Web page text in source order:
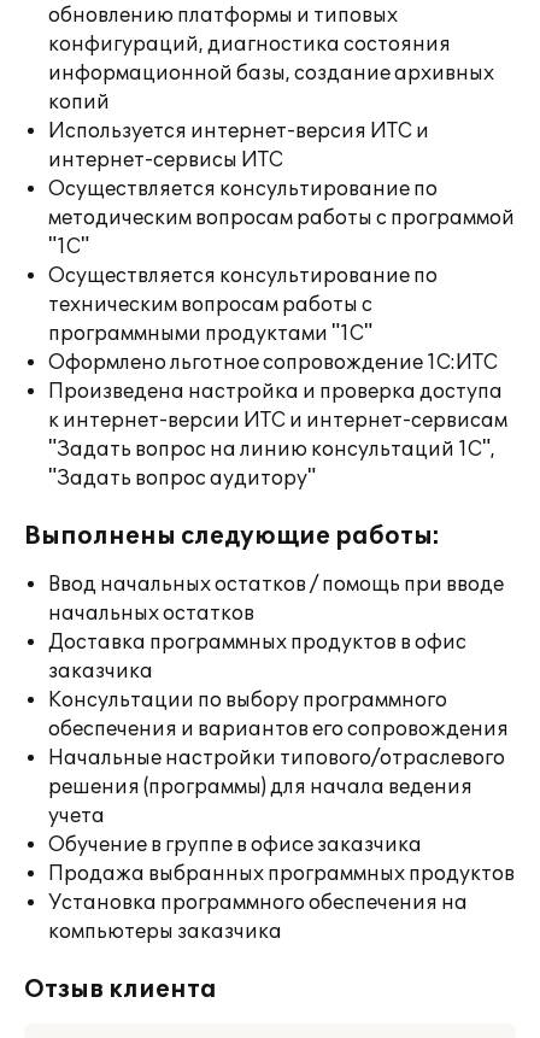
обновлению платформы и типовых
конфигураций, диагностика состояния
информационной базы, создание архивных
копий
Используется интернет-версия ИТС и
интернет-сервисы ИТС
Осуществляется консультирование по
методическим вопросам работы с программой
"1С"
Осуществляется консультирование по
техническим вопросам работы с
программными продуктами "1С"
Оформлено льготное сопровождение 1С:ИТС
Произведена настройка и проверка доступа
к интернет-версии ИТС и интернет-сервисам
"Задать вопрос на линию консультаций 1С",
"Задать вопрос аудитору"
Выполнены следующие работы:
Ввод начальных остатков / помощь при вводе
начальных остатков
Доставка программных продуктов в офис
заказчика
Консультации по выбору программного
обеспечения и вариантов его сопровождения
Начальные настройки типового/отраслевого
решения (программы) для начала ведения
учета
Обучение в группе в офисе заказчика
Продажа выбранных программных продуктов
Установка программного обеспечения на
компьютеры заказчика
Отзыв клиента